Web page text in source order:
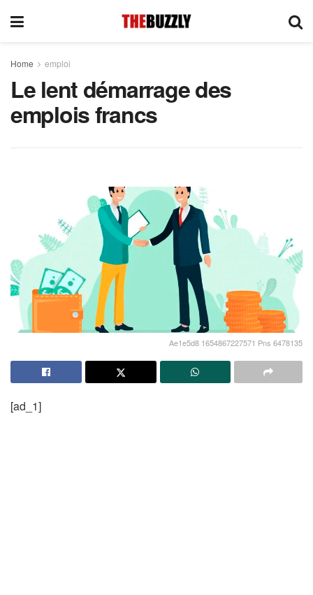
Home emploi
Le lent démarrage des
emplois francs
Ae1e5d8 1654867227571 Pns 6478135
[ad_1]